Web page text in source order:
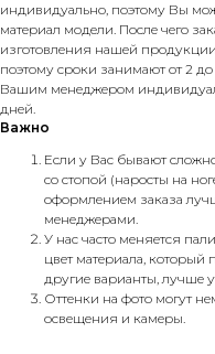
индивидуально, поэтому Вы
материал модели. После чего
изготовления нашей
поэтому сроки занимают от 2
Вашим менеджером
дней.
Важно
Если у Вас бывают
со стопой (наросты на
оформлением заказа
менеджерами.
У нас часто меняется
цвет материала, который
другие варианты, лучше
Оттенки на фото могут
освещения и камеры.